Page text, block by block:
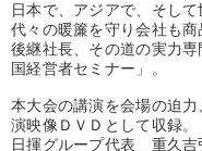
全国経営者セミナー講演収
ます
カテゴリー
日本で、アジアで、そし
代々の暖簾を守り会社も
後継社長、その道の実力
国経営者セミナー」。
本大会の講演を会場の迫
演映像ＤＶＤとして収録。
日揮グループ代表 重久